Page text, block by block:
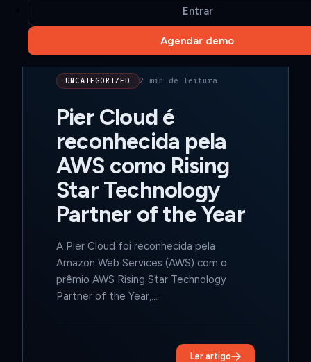
Entrar
Agendar demo
−$41k
UNCATEGORIZED 2 min de leitura
Pier Cloud é
reconhecida pela
AWS como Rising
Star Technology
Partner of the Year
A Pier Cloud foi reconhecida pela
Amazon Web Services (AWS) com o
prêmio AWS Rising Star Technology
Partner of the Year,…
Ler artigo